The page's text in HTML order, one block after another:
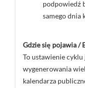
podpowiedź
samego dnia
Gdzie się pojawia /
To ustawienie
wygenerowania
kalendarza